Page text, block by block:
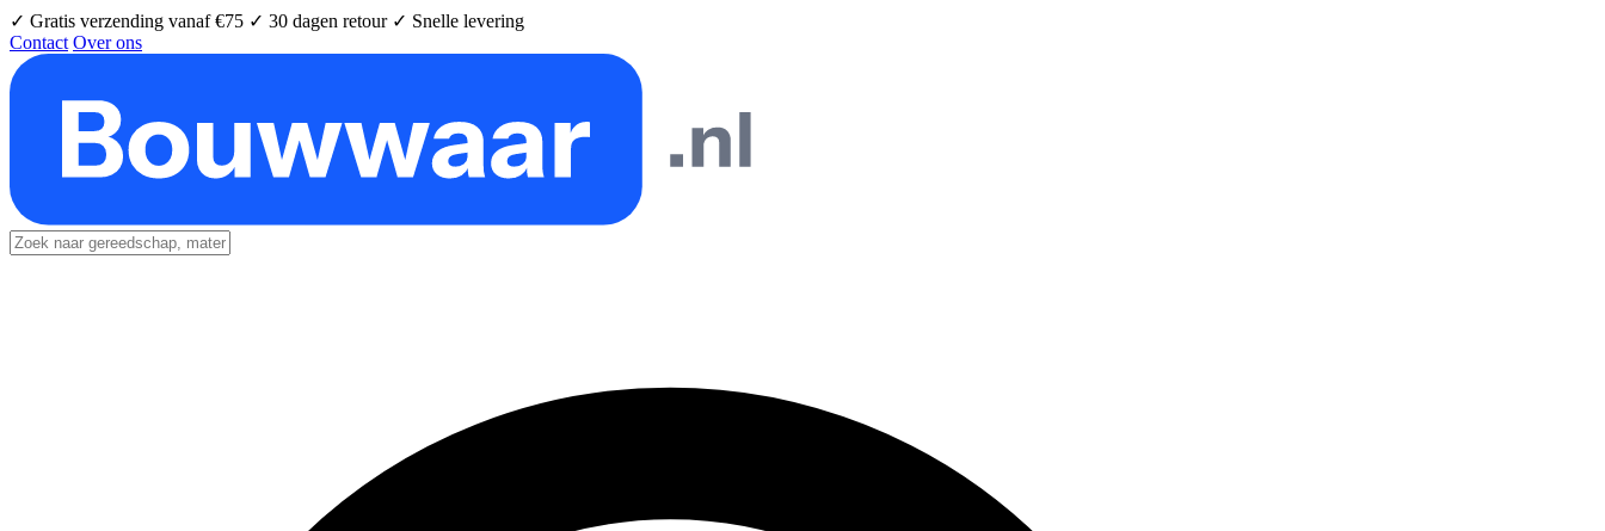
✓ Gratis verzending vanaf €75 ✓ 30 dagen retour ✓ Snelle levering
Contact Over ons